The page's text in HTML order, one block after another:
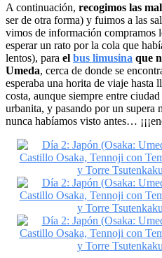
A continuación, recogimos las
ser de otra forma) y fuimos a las
vimos de información compramos
esperar un rato por la cola que
lentos), para el bus limusina que
Umeda, cerca de donde se
esperaba una horita de viaje hasta
costa, aunque siempre entre
urbanita, y pasando por un
nunca habíamos visto antes…